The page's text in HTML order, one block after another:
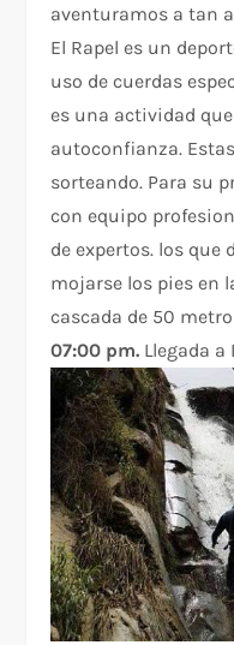
aventuramos a tan
El Rapel es un
uso de cuerdas
es una actividad
autoconfianza.
sorteando. Para su
con equipo
de expertos. los que
mojarse los pies en
cascada de 50
07:00 pm. Llegada a